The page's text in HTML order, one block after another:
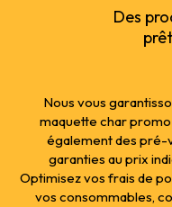
Des
Nous vous
maquette char
également des pré-
garanties au prix
Optimisez vos frais de
vos consommables,